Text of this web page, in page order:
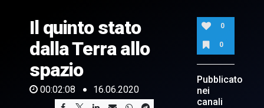
8
seconds
Il quinto stato
dalla Terra allo
spazio
00:02:08 16.06.2020
0
0
Pubblicato
nei
canali